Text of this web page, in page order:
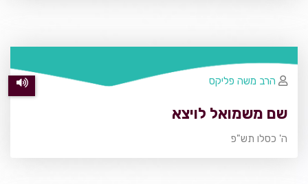
שם משמואל לויצא
ה' כסלו תש"פ
הרב משה פליקס